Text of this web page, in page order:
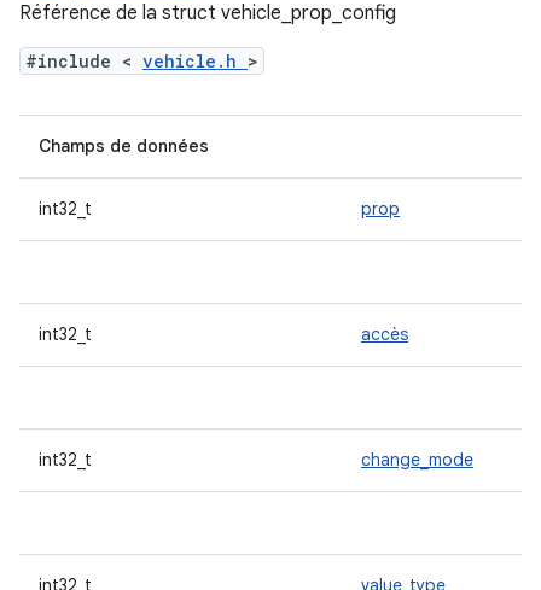
Référence de la struct vehicle_prop_config
#include < vehicle.h >
Champs de données
int32_t prop
int32_t accès
int32_t change_mode
int32_t value_type